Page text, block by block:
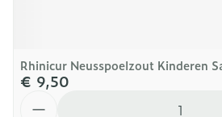
Rhinicur Neusspoelzout Kinderen
€ 9,50